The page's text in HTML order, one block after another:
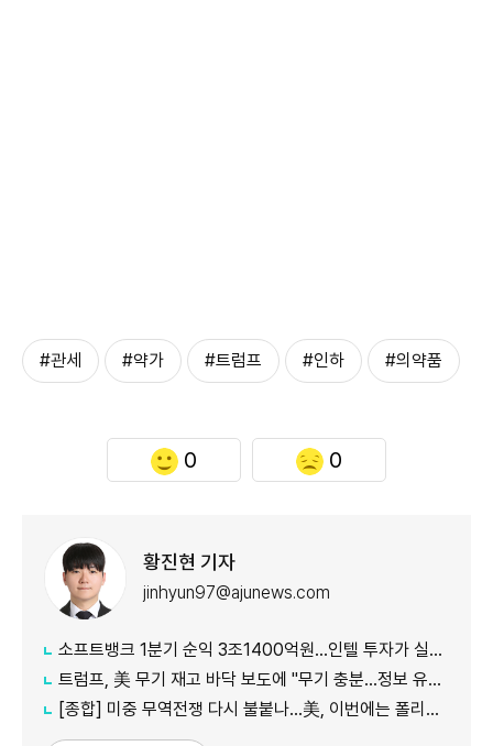
#관세 #약가 #트럼프 #인하 #의약품
0 0
황진현 기자
jinhyun97@ajunews.com
소프트뱅크 1분기 순익 3조1400억원…인텔 투자가 실적 견인
트럼프, 美 무기 재고 바닥 보도에 "무기 충분…정보 유출자에 장기형"
[종합] 미중 무역전쟁 다시 불붙나…美, 이번에는 폴리실리콘 관세 15% 추진